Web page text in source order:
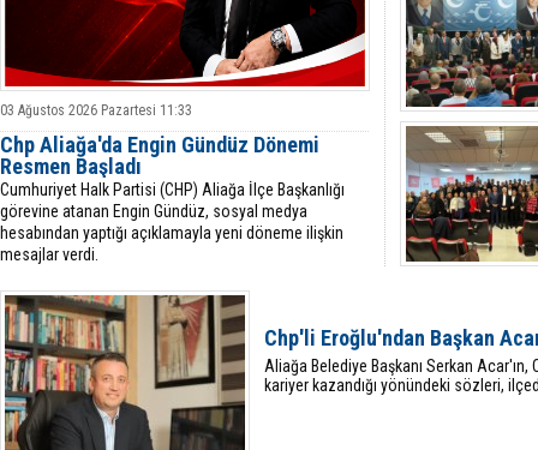
03 Ağustos 2026 Pazartesi 11:33
Chp Aliağa'da Engin Gündüz Dönemi
Resmen Başladı
Cumhuriyet Halk Partisi (CHP) Aliağa İlçe Başkanlığı
görevine atanan Engin Gündüz, sosyal medya
hesabından yaptığı açıklamayla yeni döneme ilişkin
mesajlar verdi.
Chp'li Eroğlu'ndan Başkan
Aliağa Belediye Başkanı Serkan
kariyer kazandığı yönündeki sözleri,